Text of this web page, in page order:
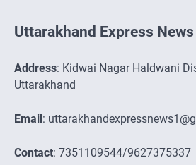
Uttarakhand Express News
Address: Kidwai Nagar Haldwani
Uttarakhand
Email :
Contact: 7351109544/9627375337